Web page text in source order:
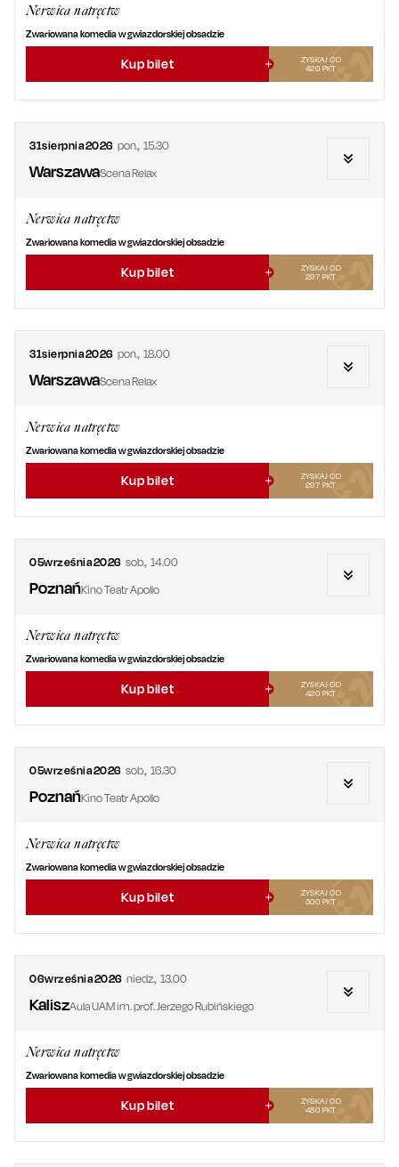
Nerwica natręctw
Zwariowana komedia w gwiazdorskiej obsadzie
Kup bilet
ZYSKAJ OD
420 PKT
31sierpnia2026 pon., 15.30
WarszawaScena Relax
Nerwica natręctw
Zwariowana komedia w gwiazdorskiej obsadzie
Kup bilet
ZYSKAJ OD
297 PKT
31sierpnia2026 pon., 18.00
WarszawaScena Relax
Nerwica natręctw
Zwariowana komedia w gwiazdorskiej obsadzie
Kup bilet
ZYSKAJ OD
297 PKT
05września2026 sob., 14.00
PoznańKino Teatr Apollo
Nerwica natręctw
Zwariowana komedia w gwiazdorskiej obsadzie
Kup bilet
ZYSKAJ OD
420 PKT
05września2026 sob., 16.30
PoznańKino Teatr Apollo
Nerwica natręctw
Zwariowana komedia w gwiazdorskiej obsadzie
Kup bilet
ZYSKAJ OD
300 PKT
06września2026 niedz., 13.00
KaliszAula UAM im. prof. Jerzego Rubińskiego
Nerwica natręctw
Zwariowana komedia w gwiazdorskiej obsadzie
Kup bilet
ZYSKAJ OD
480 PKT